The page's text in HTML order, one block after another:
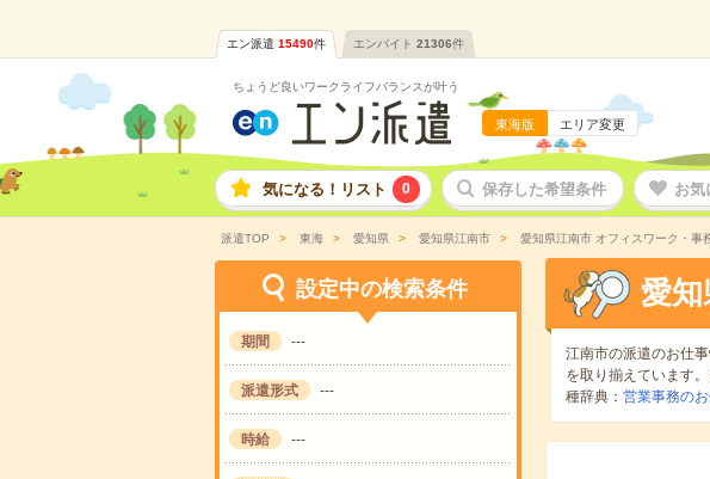
エン派遣 15490件 エンバイト 21306件
ちょうど良いワークライフバランスが叶う
東海版 エリア変更
気になる！リスト 0 保存した希望条件 お気
派遣TOP 東海 愛知県 愛知県江南市 愛知県江南市 オフィスワーク・事
設定中の検索条件
期間 ---
派遣形式 ---
時給 ---
愛
江南市の派遣のお仕
を取り揃えています。
種辞典： 営業事務の